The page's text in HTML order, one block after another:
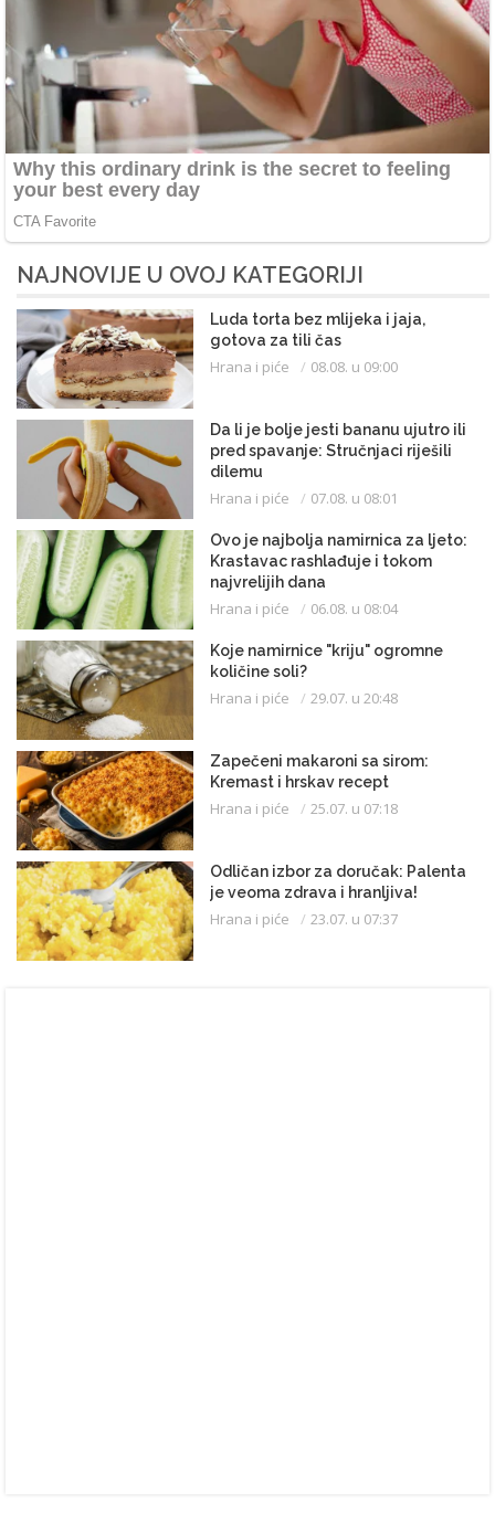
NAJNOVIJE U OVOJ KATEGORIJI
Luda torta bez mlijeka i jaja,
gotova za tili čas
Hrana i piće 08.08. u 09:00
Da li je bolje jesti bananu ujutro ili
pred spavanje: Stručnjaci riješili
dilemu
Hrana i piće 07.08. u 08:01
Ovo je najbolja namirnica za ljeto:
Krastavac rashlađuje i tokom
najvrelijih dana
Hrana i piće 06.08. u 08:04
Koje namirnice "kriju" ogromne
količine soli?
Hrana i piće 29.07. u 20:48
Zapečeni makaroni sa sirom:
Kremast i hrskav recept
Hrana i piće 25.07. u 07:18
Odličan izbor za doručak: Palenta
je veoma zdrava i hranljiva!
Hrana i piće 23.07. u 07:37